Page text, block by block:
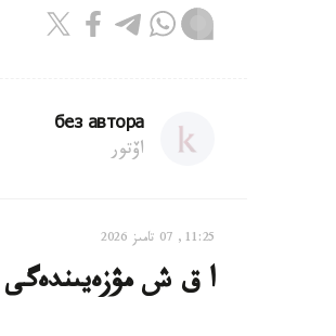
без автора
اۆتور
11:25, 07 تامىز 2026
ا ق ش مۋزەيىندەگى